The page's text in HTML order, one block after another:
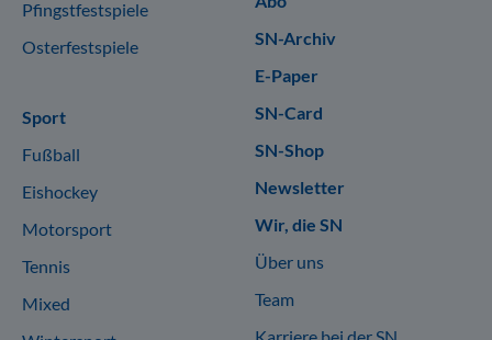
Pfingstfestspiele
Osterfestspiele
Sport
Fußball
Eishockey
Motorsport
Tennis
Mixed
SN-Archiv
E-Paper
SN-Card
SN-Shop
Newsletter
Wir, die SN
Über uns
Team